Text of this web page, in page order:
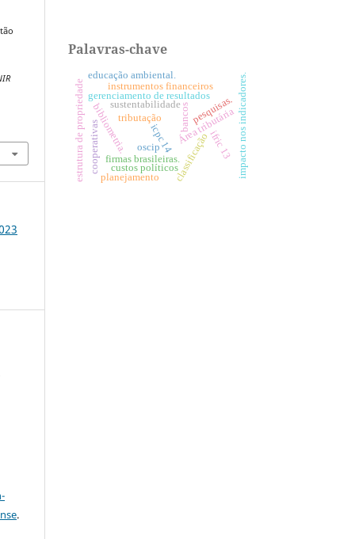
.
Palavras-chave
classificação
Área tributária
tributação
gerenciamento de resultados
estrutura de propriedade firmas brasileiras.
bibliometria. bancos impacto nos indicadores.
instrumentos financeiros
pesquisas.
oscip
sustentabilidade
educação ambiental.
custos políticos
ifric 13
planejamento
icpc 14
cooperativas